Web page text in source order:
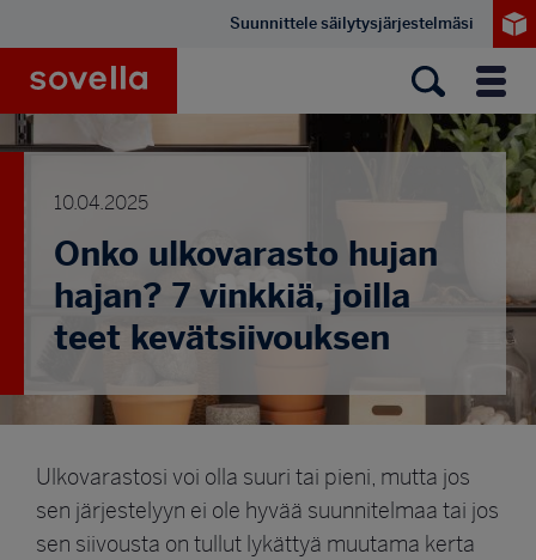
pääsisältöön
Suunnittele säilytysjärjestelmäsi
Sovella
10.04.2025
Onko ulkovarasto hujan
hajan? 7 vinkkiä, joilla
teet kevätsiivouksen
Ulkovarastosi voi olla suuri tai pieni, mutta jos
sen järjestelyyn ei ole hyvää suunnitelmaa tai jos
sen siivousta on tullut lykättyä muutama kerta